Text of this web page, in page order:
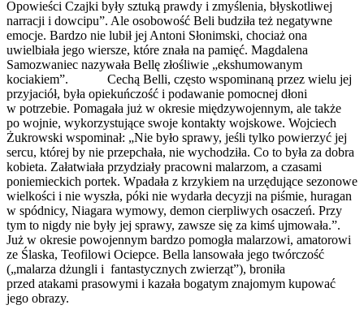
Opowieści Czajki były sztuką prawdy i zmyślenia, błyskotliwej
narracji i dowcipu”. Ale osobowość Beli budziła też negatywne
emocje. Bardzo nie lubił jej Antoni Słonimski, chociaż ona
uwielbiała jego wiersze, które znała na pamięć. Magdalena
Samozwaniec nazywała Bellę złośliwie „ekshumowanym
kociakiem”. Cechą Belli, często wspominaną przez wielu jej
przyjaciół, była opiekuńczość i podawanie pomocnej dłoni
w potrzebie. Pomagała już w okresie międzywojennym, ale także
po wojnie, wykorzystujące swoje kontakty wojskowe. Wojciech
Żukrowski wspominał: „Nie było sprawy, jeśli tylko powierzyć jej
sercu, której by nie przepchała, nie wychodziła. Co to była za dobra
kobieta. Załatwiała przydziały pracowni malarzom, a czasami
poniemieckich portek. Wpadała z krzykiem na urzędujące sezonowe
wielkości i nie wyszła, póki nie wydarła decyzji na piśmie, huragan
w spódnicy, Niagara wymowy, demon cierpliwych osaczeń. Przy
tym to nigdy nie były jej sprawy, zawsze się za kimś ujmowała.”.
Już w okresie powojennym bardzo pomogła malarzowi, amatorowi
ze Ślaska, Teofilowi Ociepce. Bella lansowała jego twórczość
(„malarza dżungli i fantastycznych zwierząt”), broniła
przed atakami prasowymi i kazała bogatym znajomym kupować
jego obrazy.